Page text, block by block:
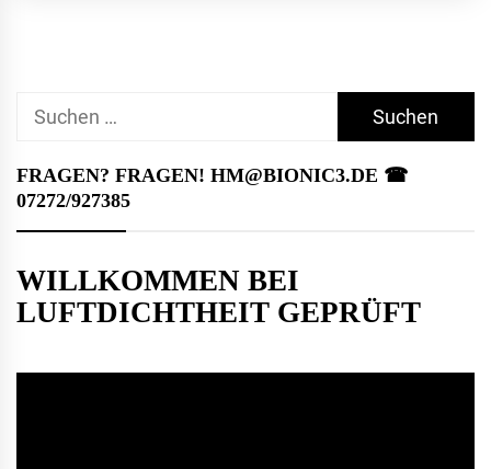
Suchen
FRAGEN? FRAGEN! HM@BIONIC3.DE ☎︎
07272/927385
WILLKOMMEN BEI
LUFTDICHTHEIT GEPRÜFT